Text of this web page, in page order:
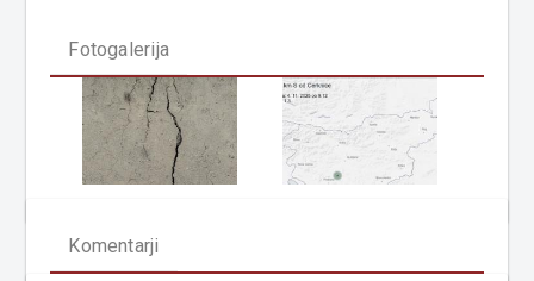
Fotogalerija
Komentarji